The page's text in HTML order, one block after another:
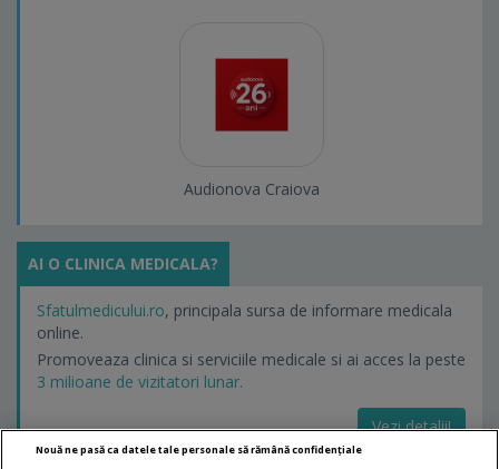
Audionova Craiova
AI O CLINICA MEDICALA?
Sfatulmedicului.ro, principala sursa de informare medicala
online.
Promoveaza clinica si serviciile medicale si ai acces la peste
3 milioane de vizitatori lunar.
Vezi detalii!
Nouă ne pasă ca datele tale personale să rămână confidențiale